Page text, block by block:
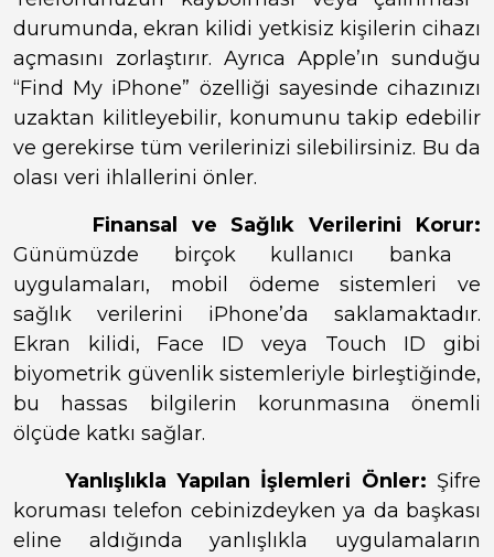
durumunda, ekran kilidi yetkisiz kişilerin cihazı
açmasını zorlaştırır. Ayrıca Apple’ın sunduğu
“Find My iPhone” özelliği sayesinde cihazınızı
uzaktan kilitleyebilir, konumunu takip edebilir
ve gerekirse tüm verilerinizi silebilirsiniz. Bu da
olası veri ihlallerini önler.
Finansal ve Sağlık Verilerini Korur:
Günümüzde birçok kullanıcı banka
uygulamaları, mobil ödeme sistemleri ve
sağlık verilerini iPhone’da saklamaktadır.
Ekran kilidi, Face ID veya Touch ID gibi
biyometrik güvenlik sistemleriyle birleştiğinde,
bu hassas bilgilerin korunmasına önemli
ölçüde katkı sağlar.
Yanlışlıkla Yapılan İşlemleri Önler: Şifre
koruması telefon cebinizdeyken ya da başkası
eline aldığında yanlışlıkla uygulamaların